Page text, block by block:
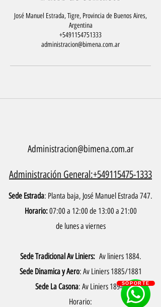
José Manuel Estrada, Tigre, Provincia de Buenos Aires,
Argentina
+5491154751333
administracion@bimena.com.ar
Administracion@bimena.com.ar
Administración General:+549115475-1333
Sede Estrada: Planta baja, José Manuel Estrada 747.
Horario:07:00 a 12:00 de 13:00 a 21:00
de lunes a viernes
Sede Tradicional Av Liniers: Av liniers 1884.
Sede Dinamica y Aero: Av Liniers 1885/1881
Sede La Casona: Av Liniers 1894
Horario:
SOPORTE